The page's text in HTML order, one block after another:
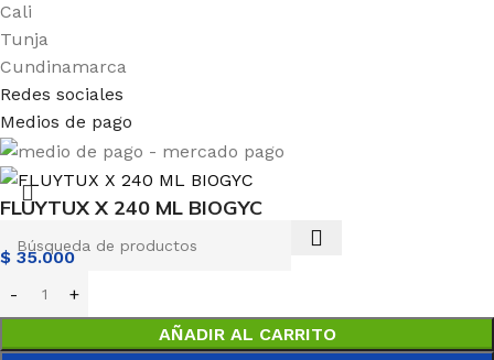
Cali
Tunja
Cundinamarca
Redes sociales
Medios de pago
FLUYTUX X 240 ML BIOGYC
$ 35.000
AÑADIR AL CARRITO